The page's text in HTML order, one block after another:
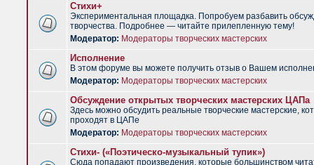
Стихи+
Экспериментальная площадка. Попробуем разбавить
творчества. Подробнее — читайте прилепленную тему!
Модератор: Модераторы творческих мастерских
Исполнение
В этом форуме вы можете получить отзыв о Вашем
Модератор: Модераторы творческих мастерских
Обсуждение открытых творческих мастерских ЦАПа
Здесь можно обсудить реальные творческие мастерские,
проходят в ЦАПе
Модератор: Модераторы творческих мастерских
Стихи- («Поэтическо-музыкальный тупик»)
Сюда попадают произведения, которые большинством